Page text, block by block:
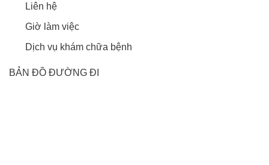
Liên hệ
Giờ làm việc
Dịch vụ khám chữa bệnh
BẢN ĐỒ ĐƯỜNG ĐI